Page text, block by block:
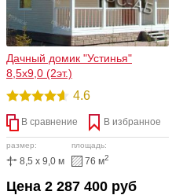
Дачный домик "Устинья"
8,5х9,0 (2эт.)
4.6
В сравнение В избранное
размер:
8,5 x 9,0 м
площадь:
76 м2
Цена 2 287 400 руб